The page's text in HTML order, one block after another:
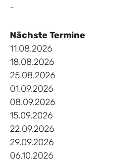
-
Nächste Termine
11.08.2026
18.08.2026
25.08.2026
01.09.2026
08.09.2026
15.09.2026
22.09.2026
29.09.2026
06.10.2026